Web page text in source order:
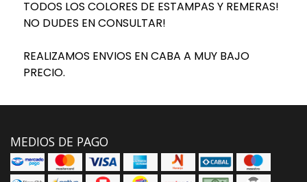
TODOS LOS COLORES DE ESTAMPAS Y REMERAS!
NO DUDES EN CONSULTAR!
REALIZAMOS ENVIOS EN CABA A MUY BAJO
PRECIO.
MEDIOS DE PAGO